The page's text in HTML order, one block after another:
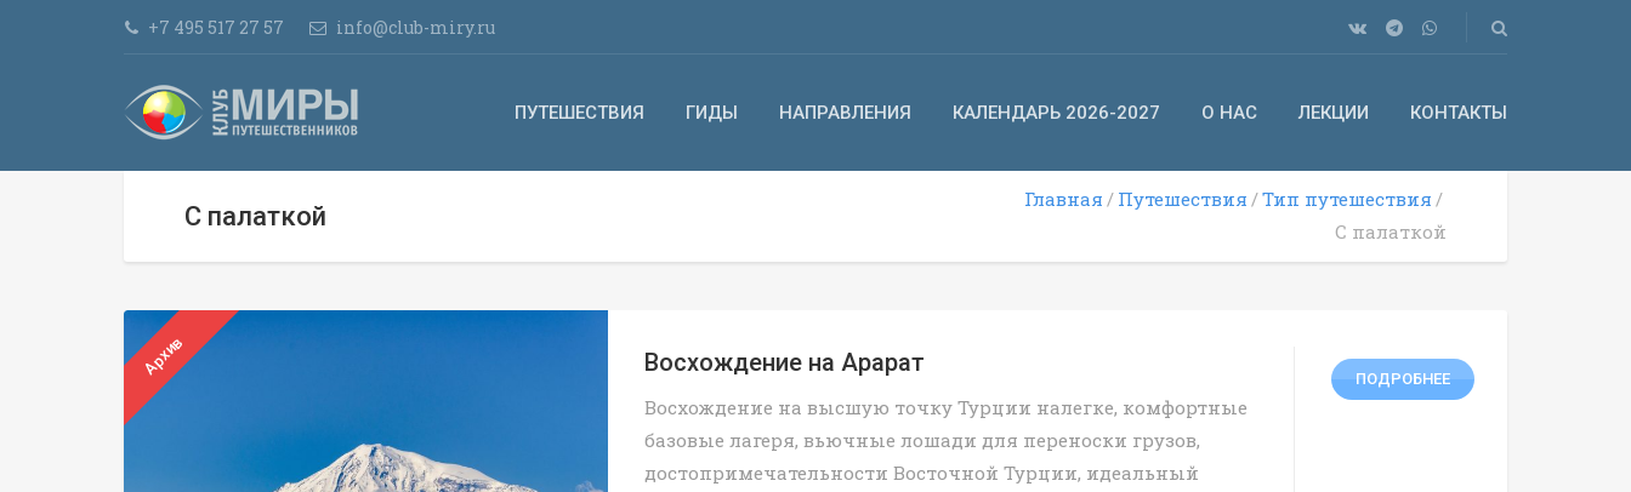
+7 495 517 27 57 info@club-miry.ru
ПУТЕШЕСТВИЯ ГИДЫ НАПРАВЛЕНИЯ КАЛЕНДАРЬ 2026-2027 О НАС ЛЕКЦИИ КОНТАКТЫ
С палаткой
Главная Путешествия
Тип путешествия
С палаткой
Архив Восхождение на Арарат
Восхождение на высшую точку Турции налегке, комфортные
базовые лагеря, вьючные лошади для переноски грузов,
достопримечательности Восточной Турции, идеальный
ПОДРОБНЕЕ